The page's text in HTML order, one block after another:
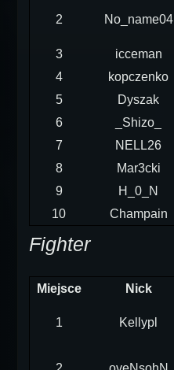
2 No_name04
3
icceman
4
kopczenko
5
Dyszak
6
_Shizo_
7
NELL26
8
Mar3cki
9
H_0_N
10
Champain
Fighter
Miejsce Nick
1 Kellypl